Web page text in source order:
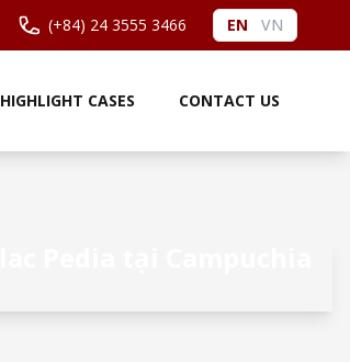
(+84) 24 3555 3466 EN VN
HIGHLIGHT CASES CONTACT US